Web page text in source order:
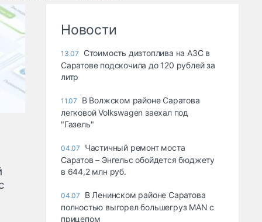
и
Новости
13.07
Стоимость дизтоплива на АЗС в
Саратове подскочила до 120 рублей за
литр
11.07
В Волжском районе Саратова
легковой Volkswagen заехал под
"Газель"
04.07
Частичный ремонт моста
Саратов – Энгельс обойдется бюджету
в 644,2 млн руб.
04.07
В Ленинском районе Саратова
полностью выгорел большегруз MAN с
прицепом